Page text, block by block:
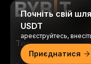
Торгуйте будь-
Почніть свій
USDT
ареєструйтесь,
Приєднатися